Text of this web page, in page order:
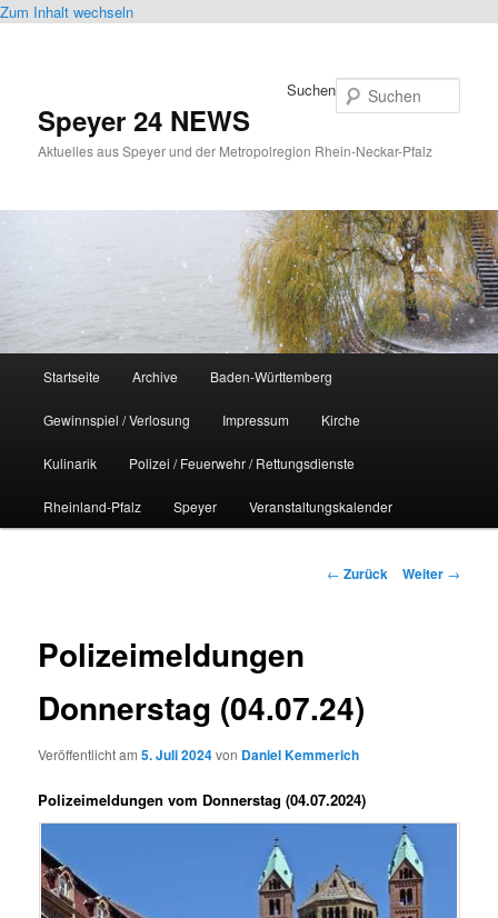
Zum Inhalt wechseln
Speyer 24 NEWS
Aktuelles aus Speyer und der Metropolregion Rhein-Neckar-Pfalz
Suchen
Startseite Archive Baden-Württemberg
Gewinnspiel / Verlosung Impressum Kirche
Kulinarik Polizei / Feuerwehr / Rettungsdienste
Rheinland-Pfalz Speyer Veranstaltungskalender
Beitrags-
← Zurück Weiter →
Polizeimeldungen
Donnerstag (04.07.24)
Veröffentlicht am5. Juli 2024von Daniel Kemmerich
Polizeimeldungen vom Donnerstag (04.07.2024)